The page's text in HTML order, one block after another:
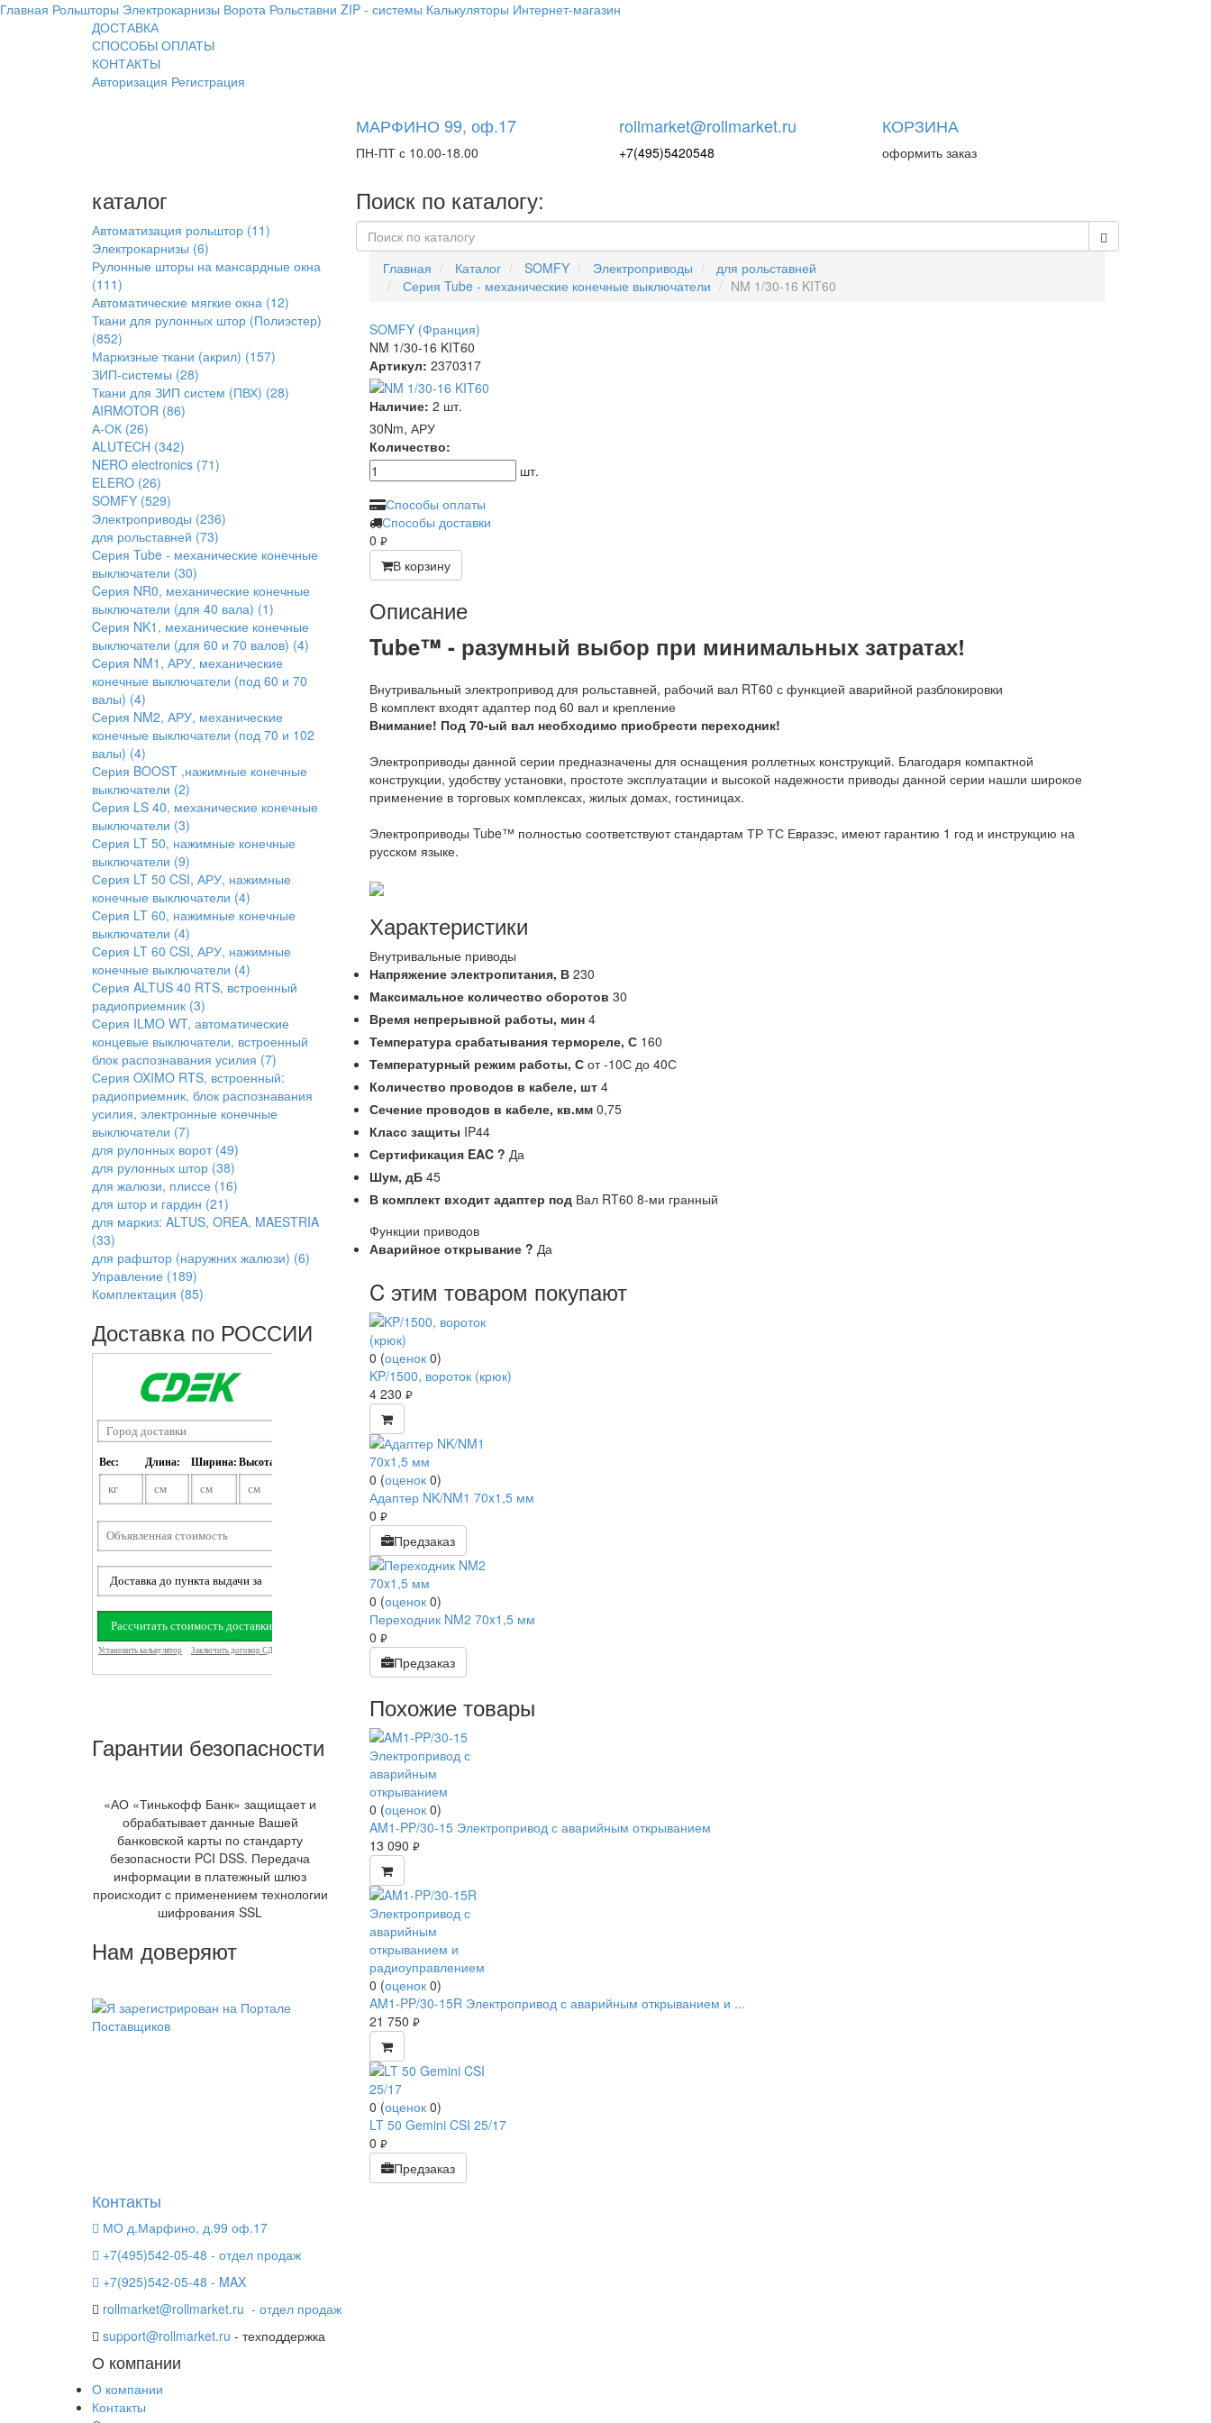
Главная Рольшторы Электрокарнизы Ворота Рольставни ZIP - системы Калькуляторы Интернет-магазин
ДОСТАВКА
СПОСОБЫ ОПЛАТЫ
КОНТАКТЫ
Авторизация Регистрация
МАРФИНО 99, оф.17
ПН-ПТ с 10.00-18.00
rollmarket@rollmarket.ru
+7(495)5420548
КОРЗИНА
оформить заказ
каталог
Автоматизация рольштор (11)
Электрокарнизы (6)
Рулонные шторы на мансардные окна
(111)
Автоматические мягкие окна (12)
Ткани для рулонных штор (Полиэстер)
(852)
Маркизные ткани (акрил) (157)
ЗИП-системы (28)
Ткани для ЗИП систем (ПВХ) (28)
AIRMOTOR (86)
А-ОК (26)
ALUTECH (342)
NERO electronics (71)
ELERO (26)
SOMFY (529)
Электроприводы (236)
для рольставней (73)
Серия Tube - механические конечные
выключатели (30)
Cерия NR0, механические конечные
выключатели (для 40 вала) (1)
Cерия NK1, механические конечные
выключатели (для 60 и 70 валов) (4)
Серия NM1, АРУ, механические
конечные выключатели (под 60 и 70
валы) (4)
Серия NM2, АРУ, механические
конечные выключатели (под 70 и 102
валы) (4)
Серия BOOST ,нажимные конечные
выключатели (2)
Cерия LS 40, механические конечные
выключатели (3)
Серия LT 50, нажимные конечные
выключатели (9)
Серия LT 50 CSI, АРУ, нажимные
конечные выключатели (4)
Серия LT 60, нажимные конечные
выключатели (4)
Серия LT 60 CSI, АРУ, нажимные
конечные выключатели (4)
Серия ALTUS 40 RTS, встроенный
радиоприемник (3)
Серия ILMO WT, автоматические
концевые выключатели, встроенный
блок распознавания усилия (7)
Серия OXIMO RTS, встроенный:
радиоприемник, блок распознавания
усилия, электронные конечные
выключатели (7)
для рулонных ворот (49)
для рулонных штор (38)
для жалюзи, плиссе (16)
для штор и гардин (21)
для маркиз: ALTUS, OREA, MAESTRIA
(33)
для рафштор (наружних жалюзи) (6)
Управление (189)
Комплектация (85)
Доставка по РОССИИ
Гарантии безопасности
«АО «Тинькофф Банк» защищает и
обрабатывает данные Вашей
банковской карты по стандарту
безопасности PCI DSS. Передача
информации в платежный шлюз
происходит с применением технологии
шифрования SSL
Нам доверяют
Поиск по каталогу:
Главная Каталог SOMFY Электроприводы
для рольставней
Серия Tube - механические конечные выключатели
NM 1/30-16 KIT60
SOMFY (Франция)
NM 1/30-16 KIT60
Артикул: 2370317
Наличие: 2 шт.
30Nm, АРУ
Количество:
шт.
Способы оплаты
Способы доставки
0 руб.
В корзину
Описание
Tube™ - разумный выбор при минимальных затратах!
Внутривальный электропривод для рольставней, рабочий вал RT60 с функцией аварийной разблокировки
В комплект входят адаптер под 60 вал и крепление
Внимание! Под 70-ый вал необходимо приобрести переходник!
Электроприводы данной серии предназначены для оснащения роллетных конструкций. Благодаря компактной
конструкции, удобству установки, простоте эксплуатации и высокой надежности приводы данной серии нашли широкое
применение в торговых комплексах, жилых домах, гостиницах.
Электроприводы Tube™ полностью соответствуют стандартам ТР ТС Евразэс, имеют гарантию 1 год и инструкцию на
русском языке.
Характеристики
Внутривальные приводы
Напряжение электропитания, В 230
Максимальное количество оборотов 30
Время непрерывной работы, мин 4
Температура срабатывания термореле, С 160
Температурный режим работы, С от -10С до 40С
Количество проводов в кабеле, шт 4
Сечение проводов в кабеле, кв.мм 0,75
Класс защиты IP44
Сертификация EAC ? Да
Шум, дБ 45
В комплект входит адаптер под Вал RT60 8-ми гранный
Функции приводов
Аварийное открывание ? Да
C этим товаром покупают
0 (оценок 0)
KP/1500, вороток (крюк)
4 230 руб.
0 (оценок 0)
Адаптер NK/NM1 70x1,5 мм
0 руб.
Предзаказ
0 (оценок 0)
Переходник NM2 70x1,5 мм
0 руб.
Предзаказ
Похожие товары
0 (оценок 0)
AM1-PP/30-15 Электропривод с аварийным открыванием
13 090 руб.
0 (оценок 0)
AM1-PP/30-15R Электропривод с аварийным открыванием и ...
21 750 руб.
0 (оценок 0)
LT 50 Gemini CSI 25/17
0 руб.
Предзаказ
Контакты
МО д.Марфино, д.99 оф.17
+7(495)542-05-48 - отдел продаж
+7(925)542-05-48 - MAX
rollmarket@rollmarket.ru - отдел продаж
support@rollmarket.ru - техподдержка
О компании
О компании
Контакты